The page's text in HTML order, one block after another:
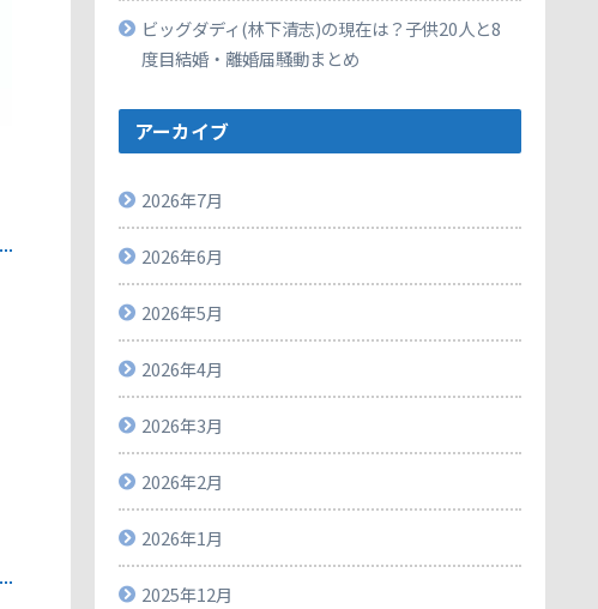
ビッグダディ(林下清志)の現在は？子供20人と8
度目結婚・離婚届騒動まとめ
アーカイブ
2026年7月
2026年6月
2026年5月
2026年4月
2026年3月
2026年2月
2026年1月
2025年12月